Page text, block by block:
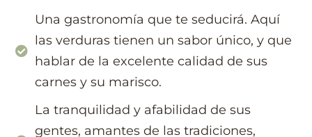
Una gastronomía que te seducirá. Aquí
las verduras tienen un sabor único, y que
hablar de la excelente calidad de sus
carnes y su marisco.
La tranquilidad y afabilidad de sus
gentes, amantes de las tradiciones,